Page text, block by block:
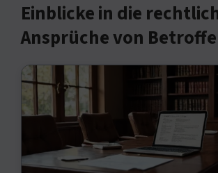
Einblicke in die
Ansprüche von